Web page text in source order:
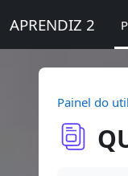
APRENDIZ 2
Painel do